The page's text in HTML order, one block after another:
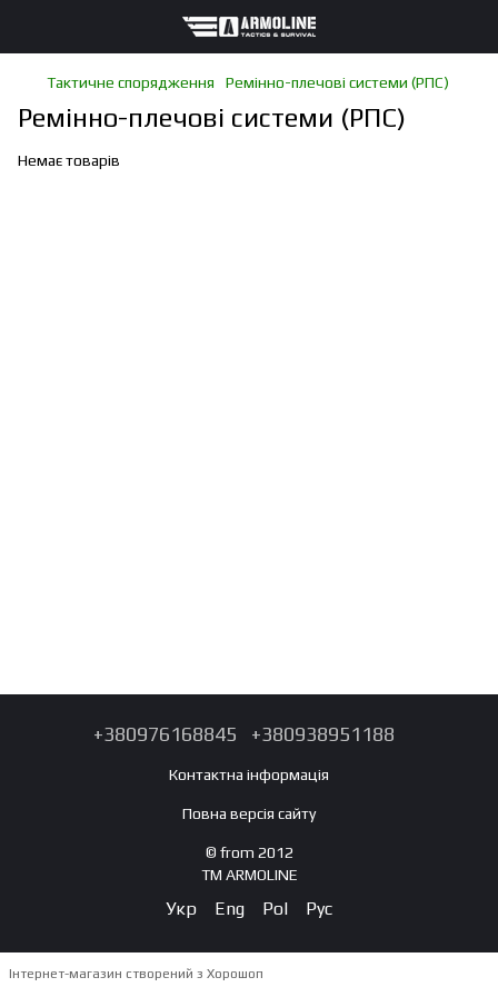
Тактичне спорядження Ремінно-плечові системи (РПС)
Ремінно-плечові системи (РПС)
Немає товарів
+380976168845 +380938951188
Контактна інформація
Повна версія сайту
© from 2012
TM ARMOLINE
Укр Eng Pol Рус
Інтернет-магазин створений з Хорошоп